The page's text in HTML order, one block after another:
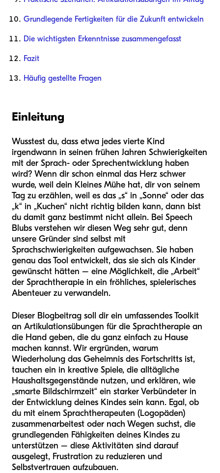
Grundlegende Fertigkeiten für die Zukunft entwickeln
Die wichtigsten Erkenntnisse zusammengefasst
Fazit
Häufig gestellte Fragen
Einleitung
Wusstest du, dass etwa jedes vierte Kind
irgendwann in seinen frühen Jahren Schwierigkeiten
mit der Sprach- oder Sprechentwicklung haben
wird? Wenn dir schon einmal das Herz schwer
wurde, weil dein Kleines Mühe hat, dir von seinem
Tag zu erzählen, weil es das „s“ in „Sonne“ oder das
„k“ in „Kuchen“ nicht richtig bilden kann, dann bist
du damit ganz bestimmt nicht allein. Bei Speech
Blubs verstehen wir diesen Weg sehr gut, denn
unsere Gründer sind selbst mit
Sprachschwierigkeiten aufgewachsen. Sie haben
genau das Tool entwickelt, das sie sich als Kinder
gewünscht hätten – eine Möglichkeit, die „Arbeit“
der Sprachtherapie in ein fröhliches, spielerisches
Abenteuer zu verwandeln.
Dieser Blogbeitrag soll dir ein umfassendes Toolkit
an Artikulationsübungen für die Sprachtherapie an
die Hand geben, die du ganz einfach zu Hause
machen kannst. Wir ergründen, warum
Wiederholung das Geheimnis des Fortschritts ist,
tauchen ein in kreative Spiele, die alltägliche
Haushaltsgegenstände nutzen, und erklären, wie
„smarte Bildschirmzeit“ ein starker Verbündeter in
der Entwicklung deines Kindes sein kann. Egal, ob
du mit einem Sprachtherapeuten (Logopäden)
zusammenarbeitest oder nach Wegen suchst, die
grundlegenden Fähigkeiten deines Kindes zu
unterstützen – diese Aktivitäten sind darauf
ausgelegt, Frustration zu reduzieren und
Selbstvertrauen aufzubauen.